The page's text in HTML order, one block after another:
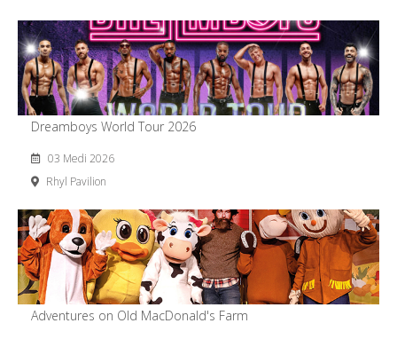
Dreamboys World Tour 2026
03 Medi 2026
Rhyl Pavilion
Adventures on Old MacDonald's Farm